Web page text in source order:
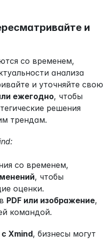
и
со временем,
и уточняйте свою
ежегодно, чтобы
решения
трендам.
со временем,
, чтобы
оценки.
PDF или изображение,
командой.
с Xmind, бизнесы могут